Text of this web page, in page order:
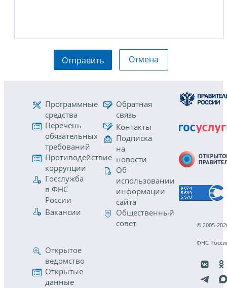
Отправить Отмена
Программные
средства
Перечень
обязательных
требований
Противодействие
коррупции
Госслужба
в ФНС
России
Вакансии
Обратная
связь
Контакты
Подписка
на
новости
Об
использовании
информации
сайта
Общественный
совет
Открытое
ведомство
Открытые
данные
© 2005-
ФНС